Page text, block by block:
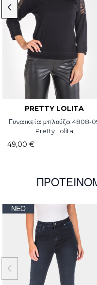
PRETTY LOLITA
Γυναικεία μπλούζα 4808-
Pretty Lolita
49,00 €
ΝΈΟ